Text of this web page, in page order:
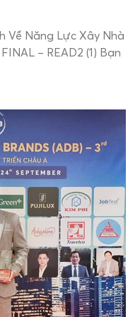
Về Năng Lực Xây Nhà
– READ2 (1) Bạn